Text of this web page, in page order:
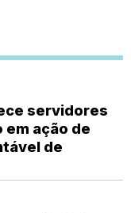
servidores
ação de
de